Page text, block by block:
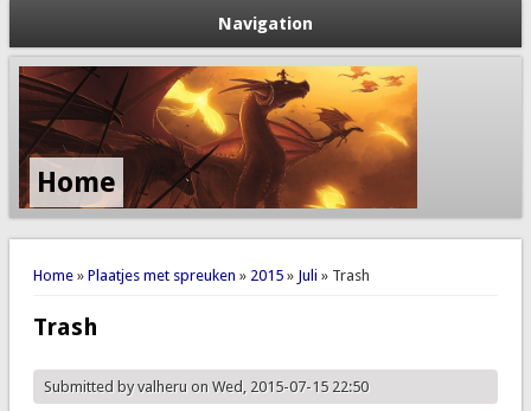
Navigation
Home
You are here
Home» Plaatjes met spreuken » 2015» Juli » Trash
Trash
Submitted byvalheruon Wed, 2015-07-15 22:50